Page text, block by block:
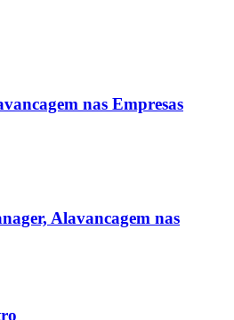
nas Empresas
Alavancagem nas